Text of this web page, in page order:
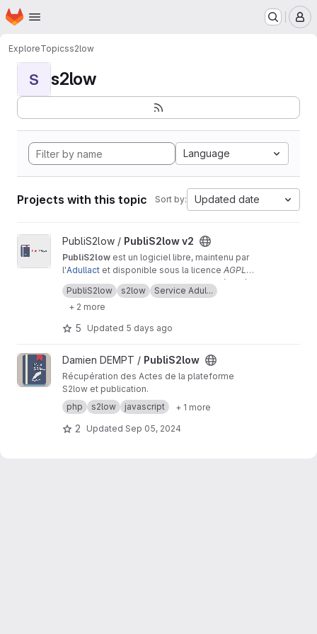
Skip to main content
Homepage
ExploreTopicss2low
S s2low
Language
Projects with this topic Sort by: Updated date
View PubliS2low v2 project
PubliS2low / PubliS2low v2
PubliS2low est un logiciel libre, maintenu par
l'Adullact et disponible sous la licence AGPL
v3.
PubliS2low est un outil qui permet de récupérer
les « actes » de la plateformeS2lowet de les
publier sur un site web.
PubliS2low s2low
Service Adul...
+ 2 more
5 Updated 5 days ago
View PubliS2low project
Damien DEMPT / PubliS2low
Récupération des Actes de la plateforme
S2low et publication.
php
s2low javascript + 1 more
2 Updated Sep 05, 2024